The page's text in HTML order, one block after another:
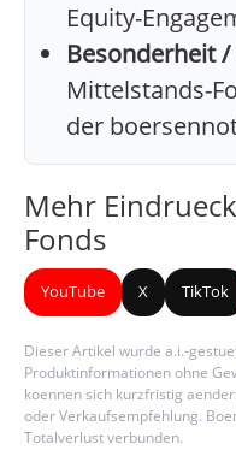
Equity-
Besonderheit /
Mittelstands-
der
Mehr
Fonds
YouTube X TikTok
Dieser Artikel wurde a.i.-
Produktinformationen ohne
koennen sich kurzfristig
oder Verkaufsempfehlung.
Totalverlust verbunden.